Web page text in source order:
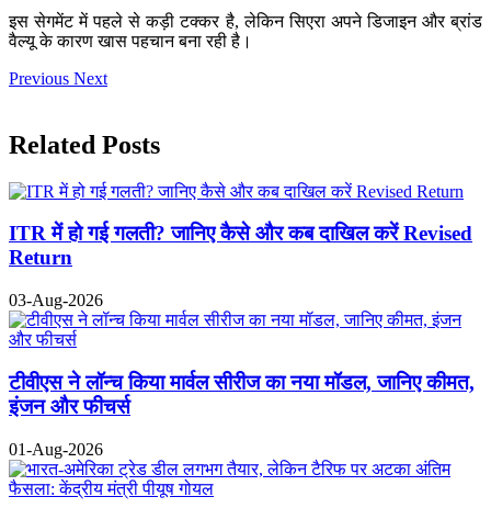
इस सेगमेंट में पहले से कड़ी टक्कर है, लेकिन सिएरा अपने डिजाइन और ब्रांड
वैल्यू के कारण खास पहचान बना रही है।
Previous Next
Related Posts
ITR में हो गई गलती? जानिए कैसे और कब दाखिल करें Revised
Return
03-Aug-2026
टीवीएस ने लॉन्च किया मार्वल सीरीज का नया मॉडल, जानिए कीमत,
इंजन और फीचर्स
01-Aug-2026